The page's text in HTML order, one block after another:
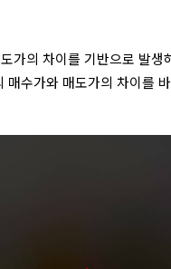
가의 차이를 기반으로 발생
매수가와 매도가의 차이를